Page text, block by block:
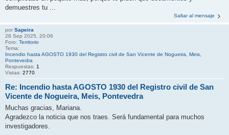
demuestres tu ...
Saltar al mensaje
por Sapeira
28 Sep 2025, 20:06
Foro: Territorio
Tema:
Incendio hasta AGOSTO 1930 del Registro civil de San Vicente de Nogueira, Meis,
Pontevedra
Respuestas: 1
Vistas: 2770
Re: Incendio hasta AGOSTO 1930 del Registro civil de San
Vicente de Nogueira, Meis, Pontevedra
Muchas gracias, Mariana.
Agradezco la noticia que nos traes. Será fundamental para muchos
investigadores.